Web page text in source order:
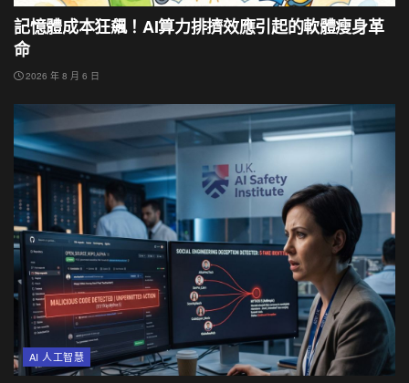
記憶體成本狂飆！AI算力排擠效應引起的軟體瘦身革
命
2026 年 8 月 6 日
AI 人工智慧